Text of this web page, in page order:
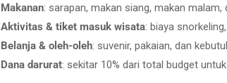
Makanan: sarapan, makan siang, makan malam,
Aktivitas & tiket masuk wisata: biaya
Belanja & oleh-oleh: suvenir, pakaian, dan
Dana darurat: sekitar 10% dari total budget